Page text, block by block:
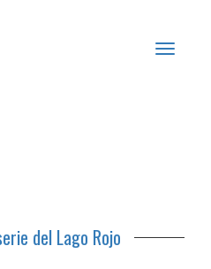
Toggle
del Lago Rojo